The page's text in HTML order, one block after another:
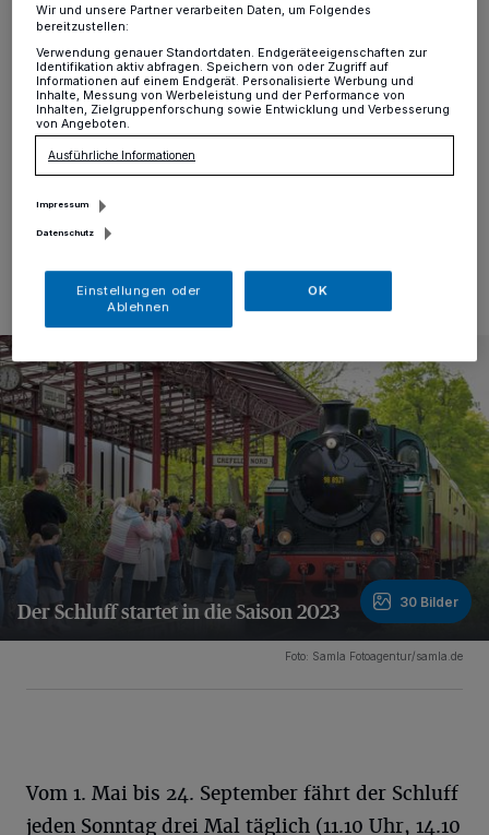
Es wird wieder Schluff gefahren. Heute machte die
historische Dampfeisenbahn die erste Fahrt in diesem
Jahr. Samt SWK-Blasorchester ging es von St. Tönis
nach Krefeld - natürlich mit Halt am Hülser Berg. Wir
haben die Bilder.
01.05.2023 , 13:39 Uhr
Der Schluff startet in die Saison 2023 30 Bilder
Foto: Samla Fotoagentur/samla.de
Vom 1. Mai bis 24. September fährt der Schluff
jeden Sonntag drei Mal täglich (11.10 Uhr, 14.10
Wir und unsere Partner verarbeiten Daten, um Folgendes
bereitzustellen:
Verwendung genauer Standortdaten. Endgeräteeigenschaften zur
Identifikation aktiv abfragen. Speichern von oder Zugriff auf
Informationen auf einem Endgerät. Personalisierte Werbung und
Inhalte, Messung von Werbeleistung und der Performance von
Inhalten, Zielgruppenforschung sowie Entwicklung und Verbesserung
von Angeboten.
Ausführliche Informationen
Impressum
Datenschutz
Einstellungen oder
Ablehnen
OK